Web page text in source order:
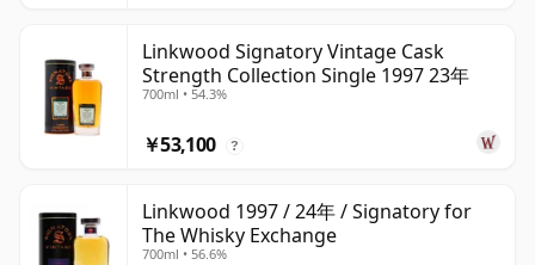
Linkwood Signatory Vintage Cask
Strength Collection Single 1997 23年
700ml • 54.3%
￥53,100 ?
Linkwood 1997 / 24年 / Signatory for
The Whisky Exchange
700ml • 56.6%